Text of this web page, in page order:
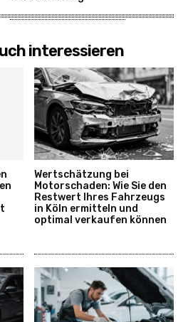
interessieren
Wertschätzung bei
Motorschaden: Wie Sie den
Restwert Ihres Fahrzeugs
in Köln ermitteln und
optimal verkaufen können